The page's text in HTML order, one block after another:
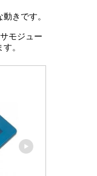
きです。
モジュー
。